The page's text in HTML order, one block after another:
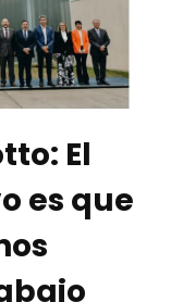
El
es que